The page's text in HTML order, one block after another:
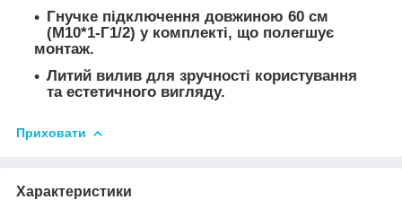
Гнучке підключення довжиною 60 см
(М10*1-Г1/2) у комплекті, що полегшує
монтаж.
Литий вилив для зручності користування
та естетичного вигляду.
Приховати
Характеристики